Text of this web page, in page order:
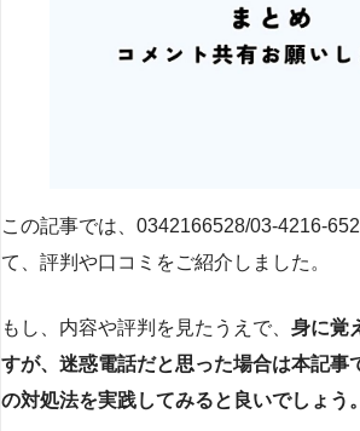
この記事では、0342166528/03-4216-
て、評判や口コミをご紹介しました。
もし、内容や評判を見たうえで、 身に覚
すが、迷惑電話だと思った場合は本記事
の対処法を実践してみると良いでしょう。